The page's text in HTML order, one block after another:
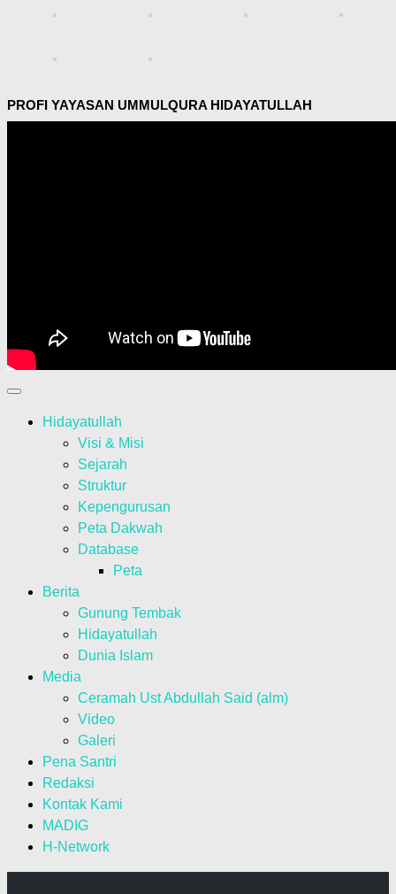
PROFI YAYASAN UMMULQURA HIDAYATULLAH
Hidayatullah
Visi & Misi
Sejarah
Struktur
Kepengurusan
Peta Dakwah
Database
Peta
Berita
Gunung Tembak
Hidayatullah
Dunia Islam
Media
Ceramah Ust Abdullah Said (alm)
Video
Galeri
Pena Santri
Redaksi
Kontak Kami
MADIG
H-Network